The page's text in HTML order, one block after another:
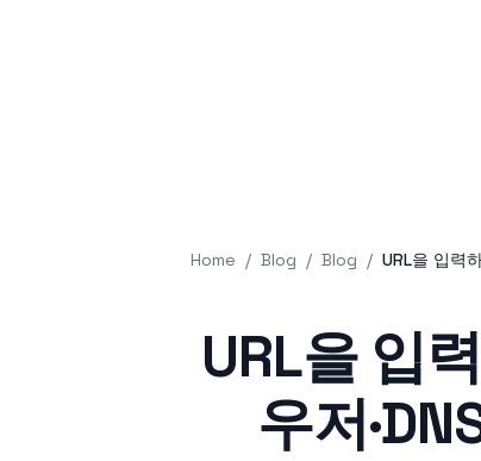
Home / Blog / Blog / URL을 입력
URL을 입
우저